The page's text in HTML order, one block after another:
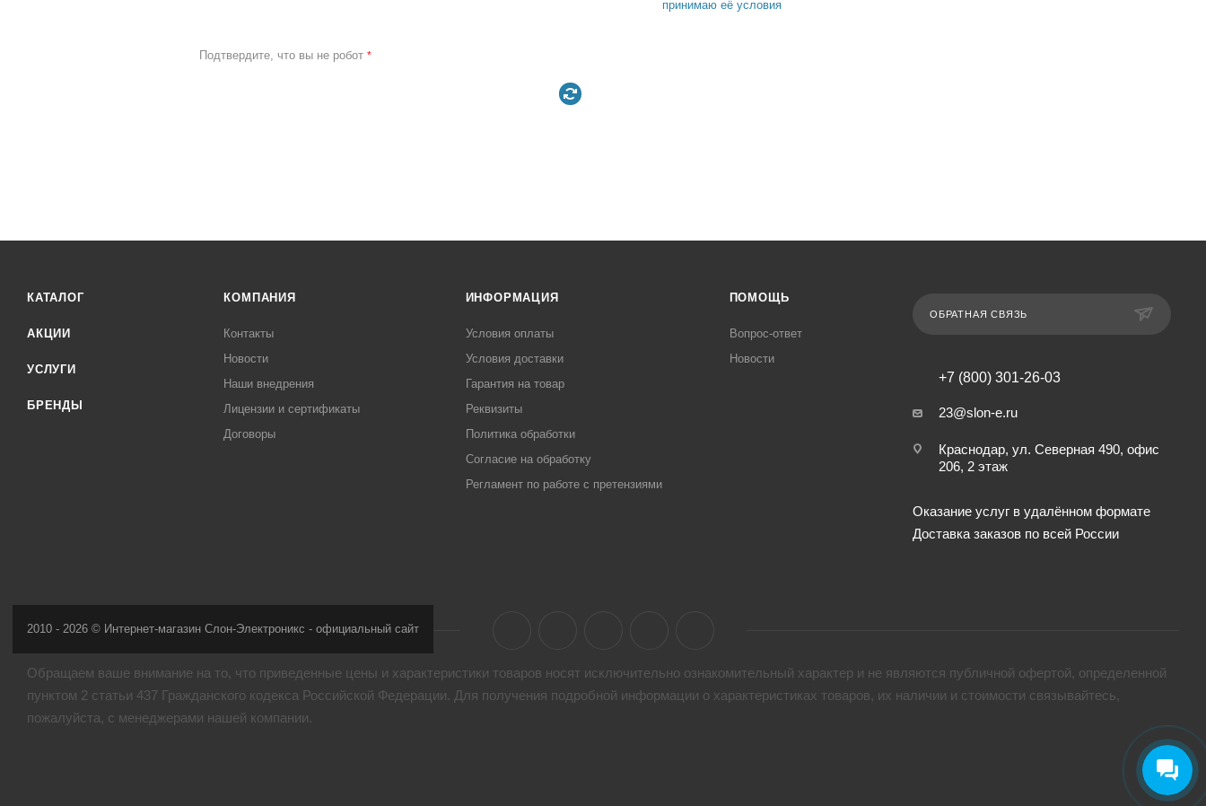
принимаю её условия
Подтвердите, что вы не робот *
КАТАЛОГ
АКЦИИ
УСЛУГИ
БРЕНДЫ
КОМПАНИЯ
Контакты
Новости
Наши внедрения
Лицензии и сертификаты
Договоры
ИНФОРМАЦИЯ
Условия оплаты
Условия доставки
Гарантия на товар
Реквизиты
Политика обработки
Согласие на обработку
Регламент по работе с претензиями
ПОМОЩЬ
Вопрос-ответ
Новости
ОБРАТНАЯ СВЯЗЬ
+7 (800) 301-26-03
23@slon-e.ru
Краснодар, ул. Северная 490, офис
206, 2 этаж
Оказание услуг в удалённом формате
Доставка заказов по всей России
2010 - 2026 © Интернет-магазин Слон-Электроникс - официальный сайт
Обращаем ваше внимание на то, что приведенные цены и характеристики товaров носят исключительно ознакомительный характер и не являются публичной офертой, определенной
пунктом 2 статьи 437 Гражданского кодекса Российской Федерации. Для получения подробной информации о характеристиках товaров, их наличии и стоимости связывайтесь,
пожалуйста, с менеджерами нашей компании.